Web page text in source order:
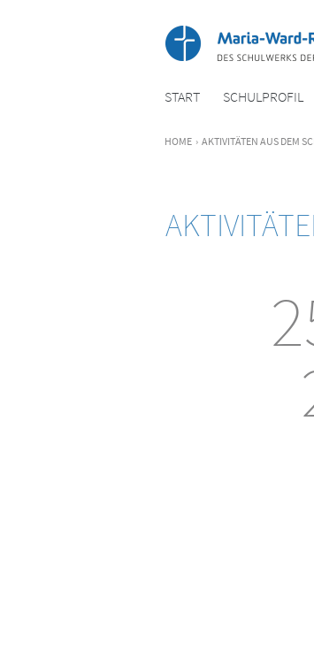
START SCHULPROFIL
HOME › AKTIVITÄTEN AUS DEM